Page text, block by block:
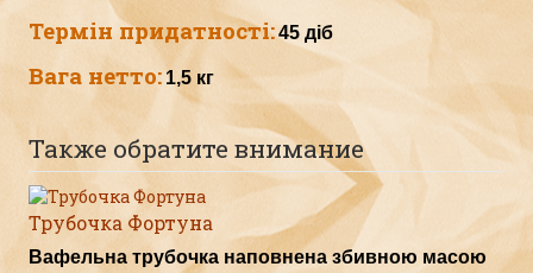
Термін придатності:45 діб
Вага нетто:1,5 кг
Также обратите внимание
Трубочка Фортуна
Вафельна трубочка наповнена збивною масою